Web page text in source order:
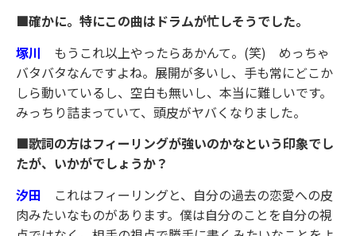
■確かに。特にこの曲はドラムが忙しそうでした。
塚川 もうこれ以上やったらあかんて。(笑) めっちゃ
バタバタなんですよね。展開が多いし、手も常にどこか
しら動いているし、空白も無いし、本当に難しいです。
みっちり詰まっていて、頭皮がヤバくなりました。
■歌詞の方はフィーリングが強いのかなという印象でし
たが、いかがでしょうか？
汐田 これはフィーリングと、自分の過去の恋愛への皮
肉みたいなものがあります。僕は自分のことを自分の視